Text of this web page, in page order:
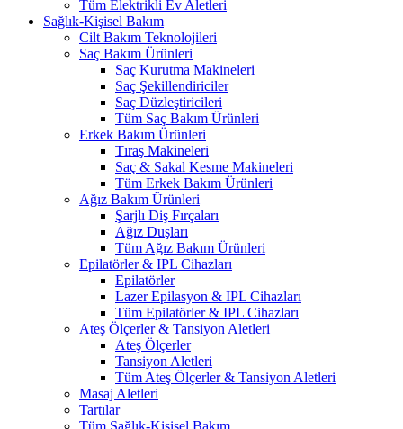
Tüm Elektrikli Ev Aletleri
Sağlık-Kişisel Bakım
Cilt Bakım Teknolojileri
Saç Bakım Ürünleri
Saç Kurutma Makineleri
Saç Şekillendiriciler
Saç Düzleştiricileri
Tüm Saç Bakım Ürünleri
Erkek Bakım Ürünleri
Tıraş Makineleri
Saç & Sakal Kesme Makineleri
Tüm Erkek Bakım Ürünleri
Ağız Bakım Ürünleri
Şarjlı Diş Fırçaları
Ağız Duşları
Tüm Ağız Bakım Ürünleri
Epilatörler & IPL Cihazları
Epilatörler
Lazer Epilasyon & IPL Cihazları
Tüm Epilatörler & IPL Cihazları
Ateş Ölçerler & Tansiyon Aletleri
Ateş Ölçerler
Tansiyon Aletleri
Tüm Ateş Ölçerler & Tansiyon Aletleri
Masaj Aletleri
Tartılar
Tüm Sağlık-Kişisel Bakım